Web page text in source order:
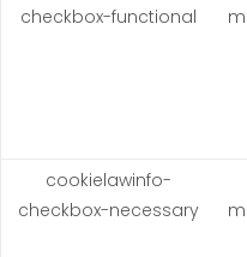
checkbox-functional
cookielawinfo-
checkbox-necessary